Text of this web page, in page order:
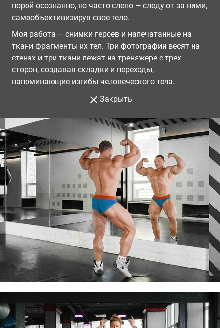
порой осознанно, но часто слепо — следуют за ними,
самообъективизируя свое тело.
Моя работа — снимки героев и напечатанные на
ткани фрагменты их тел. Три фотографии весят на
стенах и три ткани лежат на тренажере с трех
сторон, создавая складки и переходы,
напоминающие изгибы человеческого тела.
Закрыть